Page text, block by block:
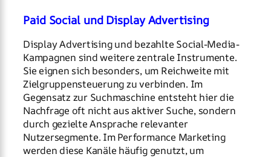
Paid Social und Display Advertising
Display Advertising und bezahlte Social-Media-
Kampagnen sind weitere zentrale Instrumente.
Sie eignen sich besonders, um Reichweite mit
Zielgruppensteuerung zu verbinden. Im
Gegensatz zur Suchmaschine entsteht hier die
Nachfrage oft nicht aus aktiver Suche, sondern
durch gezielte Ansprache relevanter
Nutzersegmente. Im Performance Marketing
werden diese Kanäle häufig genutzt, um